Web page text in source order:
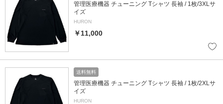
管理医療機器 チューニング Tシャツ 長袖 / 1枚/3XLサ
イズ
HURON
￥11,000
送料無料
管理医療機器 チューニング Tシャツ 長袖 / 1枚/2XLサ
イズ
HURON